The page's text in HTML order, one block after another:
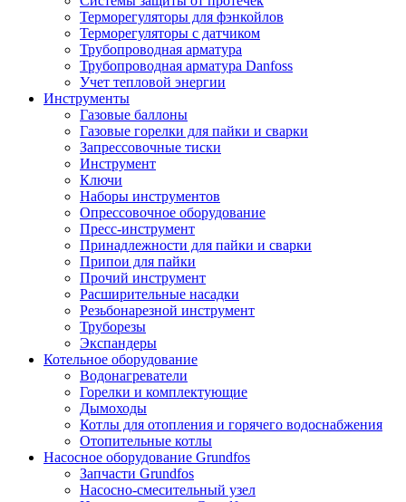
Терморегуляторы для фэнкойлов
Терморегуляторы с датчиком
Трубопроводная арматура
Трубопроводная арматура Danfoss
Учет тепловой энергии
Инструменты
Газовые баллоны
Газовые горелки для пайки и сварки
Запрессовочные тиски
Инструмент
Ключи
Наборы инструментов
Опрессовочное оборудование
Пресс-инструмент
Принадлежности для пайки и сварки
Припои для пайки
Прочий инструмент
Расширительные насадки
Резьбонарезной инструмент
Труборезы
Экспандеры
Котельное оборудование
Водонагреватели
Горелки и комплектующие
Дымоходы
Котлы для отопления и горячего водоснабжения
Отопительные котлы
Насосное оборудование Grundfos
Запчасти Grundfos
Насосно-смесительный узел